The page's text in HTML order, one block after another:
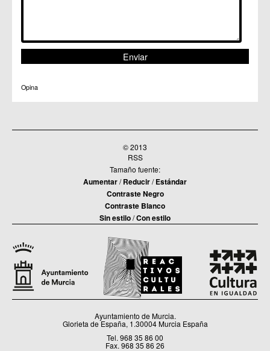
Opina
© 2013
RSS
Tamaño fuente:
Aumentar/Reducir/Estándar
Contraste Negro
Contraste Blanco
Sin estilo/Con estilo
Ayuntamiento de Murcia.
Glorieta de España, 1.30004 Murcia España
Tel. 968 35 86 00
Fax. 968 35 86 26